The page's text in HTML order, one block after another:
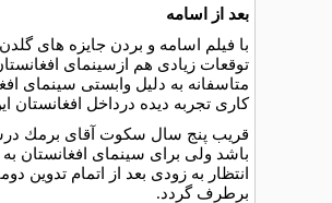
بعد از اسامه
توقعات زيادى هم ازسينماى
متاسفانه به دليل وابستى سينماى
كارى تجربه ديده درداخل
قريب پنج سال سكوت آقاى برمك
باشد ولى براى سينماى افغانستان
انتظار به زودى بعد از اتمام تدوين
برطرف گردد.